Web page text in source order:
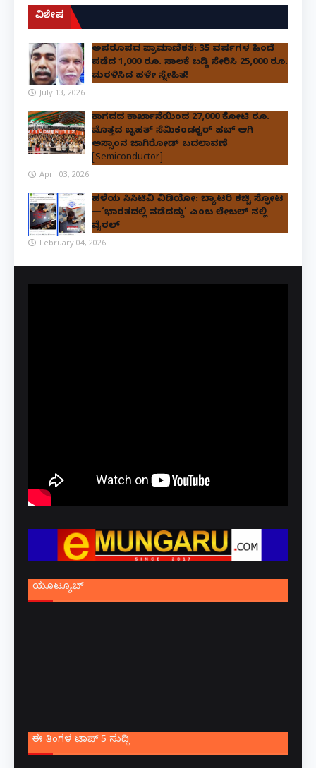
ವಿಶೇಷ
ಅಪರೂಪದ ಪ್ರಾಮಾಣಿಕತೆ: 35 ವರ್ಷಗಳ ಹಿಂದೆ
ಪಡೆದ 1,000 ರೂ. ಸಾಲಕ್ಕೆ ಬಡ್ಡಿ ಸೇರಿಸಿ 25,000 ರೂ.
ಮರಳಿಸಿದ ಹಳೇ ಸ್ನೇಹಿತ!
July 13, 2026
ಕಾಗದದ ಕಾರ್ಖಾನೆಯಿಂದ 27,000 ಕೋಟಿ ರೂ.
ಮೊತ್ತದ ಬೃಹತ್ ಸೆಮಿಕಂಡಕ್ಟರ್ ಹಬ್ ಆಗಿ
ಅಸ್ಸಾಂನ ಜಾಗಿರೋಡ್ ಬದಲಾವಣೆ
[Semiconductor]
April 03, 2026
ಹಳೆಯ ಸಿಸಿಟಿವಿ ವಿಡಿಯೋ: ಬ್ಯಾಟರಿ ಕಚ್ಚಿ ಸ್ಫೋಟ
—‘ಭಾರತದಲ್ಲಿ ನಡೆದದ್ದು’ ಎಂಬ ಲೇಬಲ್ ನಲ್ಲಿ
ವೈರಲ್
February 04, 2026
ಯೂಟ್ಯೂಬ್
ಈ ತಿಂಗಳ ಟಾಪ್ 5 ಸುದ್ದಿ